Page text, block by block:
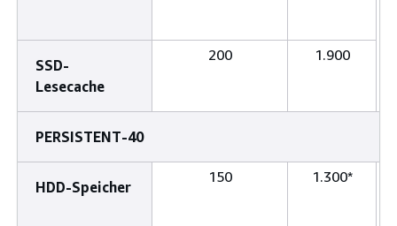
SSD-
Lesecache
200 1.900
PERSISTENT-40
HDD-Speicher
150 1.300*